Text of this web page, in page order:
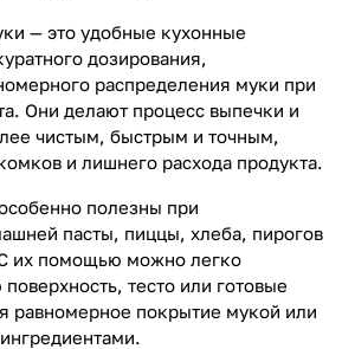
— это удобные кухонные
дозирования,
распределения муки при
Они делают процесс выпечки и
чистым, быстрым и точным,
и лишнего расхода продукта.
полезны при
пасты, пиццы, хлеба, пирогов
их помощью можно легко
тесто или готовые
равномерное покрытие мукой или